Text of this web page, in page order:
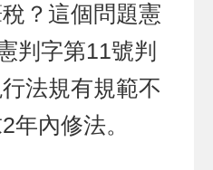
？這個問題憲
判字第11號判
法規有規範不
年內修法。